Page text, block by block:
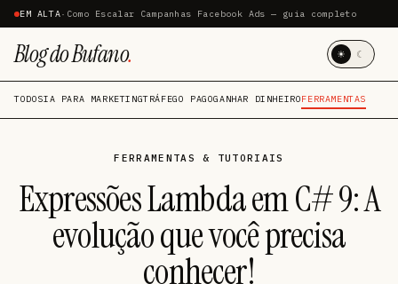
EM ALTA· Como Escalar Campanhas Facebook Ads — guia completo
Blog do Bufano. ☀ ☾
TODOSIA PARA MARKETINGTRÁFEGO PAGOGANHAR DINHEIROFERRAMENTAS
FERRAMENTAS & TUTORIAIS
Expressões Lambda em C# 9: A
evolução que você precisa
conhecer!